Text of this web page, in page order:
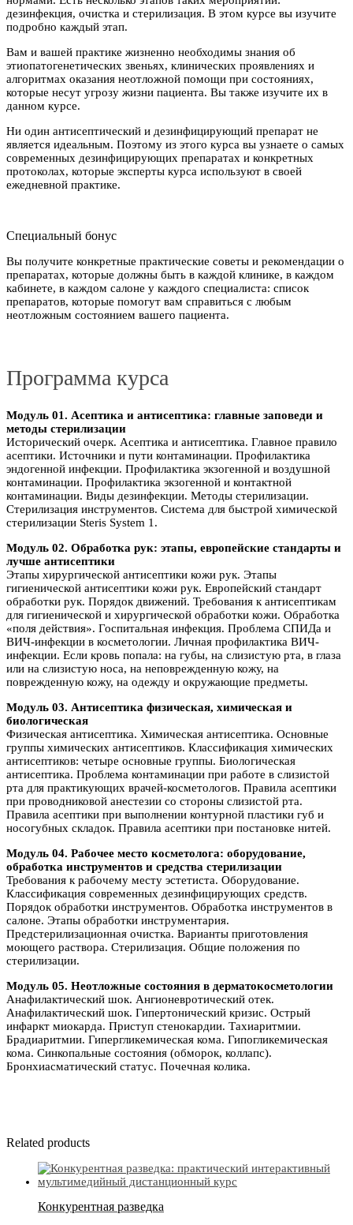
дезинфекция, очистка и стерилизация. В этом курсе вы изучите
подробно каждый этап.
Вам и вашей практике жизненно необходимы знания об
этиопатогенетических звеньях, клинических проявлениях и
алгоритмах оказания неотложной помощи при состояниях,
которые несут угрозу жизни пациента. Вы также изучите их в
данном курсе.
Ни один антисептический и дезинфицирующий препарат не
является идеальным. Поэтому из этого курса вы узнаете о самых
современных дезинфицирующих препаратах и конкретных
протоколах, которые эксперты курса используют в своей
ежедневной практике.
Специальный бонус
Вы получите конкретные практические советы и рекомендации о
препаратах, которые должны быть в каждой клинике, в каждом
кабинете, в каждом салоне у каждого специалиста: список
препаратов, которые помогут вам справиться с любым
неотложным состоянием вашего пациента.
Программа курса
Модуль 01. Асептика и антисептика: главные заповеди и
методы стерилизации
Исторический очерк. Асептика и антисептика. Главное правило
асептики. Источники и пути контаминации. Профилактика
эндогенной инфекции. Профилактика экзогенной и воздушной
контаминации. Профилактика экзогенной и контактной
контаминации. Виды дезинфекции. Методы стерилизации.
Стерилизация инструментов. Система для быстрой химической
стерилизации Steris System 1.
Модуль 02. Обработка рук: этапы, европейские стандарты и
лучше антисептики
Этапы хирургической антисептики кожи рук. Этапы
гигиенической антисептики кожи рук. Европейский стандарт
обработки рук. Порядок движений. Требования к антисептикам
для гигиенической и хирургической обработки кожи. Обработка
«поля действия». Госпитальная инфекция. Проблема СПИДа и
ВИЧ-инфекции в косметологии. Личная профилактика ВИЧ-
инфекции. Если кровь попала: на губы, на слизистую рта, в глаза
или на слизистую носа, на неповрежденную кожу, на
поврежденную кожу, на одежду и окружающие предметы.
Модуль 03. Антисептика физическая, химическая и
биологическая
Физическая антисептика. Химическая антисептика. Основные
группы химических антисептиков. Классификация химических
антисептиков: четыре основные группы. Биологическая
антисептика. Проблема контаминации при работе в слизистой
рта для практикующих врачей-косметологов. Правила асептики
при проводниковой анестезии со стороны слизистой рта.
Правила асептики при выполнении контурной пластики губ и
носогубных складок. Правила асептики при постановке нитей.
Модуль 04. Рабочее место косметолога: оборудование,
обработка инструментов и средства стерилизации
Требования к рабочему месту эстетиста. Оборудование.
Классификация современных дезинфицирующих средств.
Порядок обработки инструментов. Обработка инструментов в
салоне. Этапы обработки инструментария.
Предстерилизационная очистка. Варианты приготовления
моющего раствора. Стерилизация. Общие положения по
стерилизации.
Модуль 05. Неотложные состояния в дерматокосметологии
Анафилактический шок. Ангионевротический отек.
Анафилактический шок. Гипертонический кризис. Острый
инфаркт миокарда. Приступ стенокардии. Тахиаритмии.
Брадиаритмии. Гипергликемическая кома. Гипогликемическая
кома. Синкопальные состояния (обморок, коллапс).
Бронхиасматический статус. Почечная колика.
Related products
Конкурентная разведка